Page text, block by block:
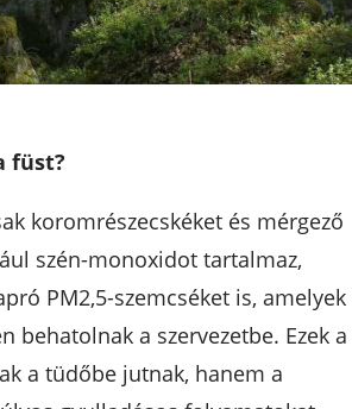
füst?
koromrészecskéket és mérgező
szén-monoxidot tartalmaz,
PM2,5-szemcséket is, amelyek
behatolnak a szervezetbe. Ezek a
a tüdőbe jutnak, hanem a